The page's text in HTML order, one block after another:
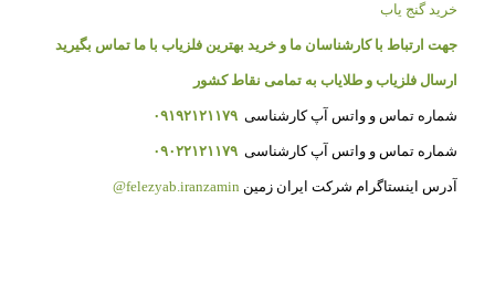
خرید گنج یاب
جهت ارتباط با کارشناسان ما و خرید بهترین فلزیاب با ما تماس بگیرید
ارسال فلزیاب و طلایاب به تمامی نقاط کشور
شماره تماس و واتس آپ کارشناسی ۰۹۱۹۲۱۲۱۱۷۹
شماره تماس و واتس آپ کارشناسی ۰۹۰۲۲۱۲۱۱۷۹
آدرس اینستاگرام شرکت ایران زمین felezyab.iranzamin@